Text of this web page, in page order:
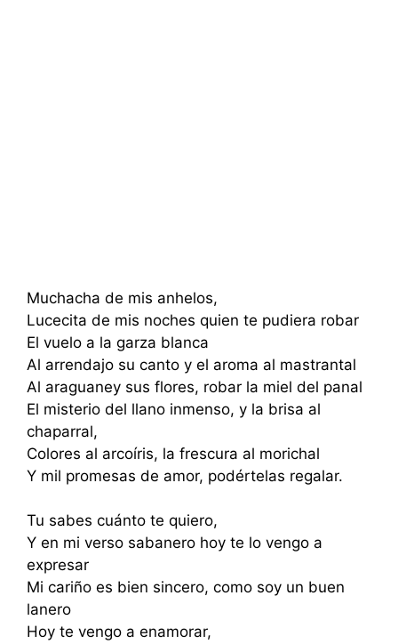
Muchacha de mis anhelos,
Lucecita de mis noches quien te pudiera robar
El vuelo a la garza blanca
Al arrendajo su canto y el aroma al mastrantal
Al araguaney sus flores, robar la miel del panal
El misterio del llano inmenso, y la brisa al
chaparral,
Colores al arcoíris, la frescura al morichal
Y mil promesas de amor, podértelas regalar.
Tu sabes cuánto te quiero,
Y en mi verso sabanero hoy te lo vengo a
expresar
Mi cariño es bien sincero, como soy un buen
lanero
Hoy te vengo a enamorar,